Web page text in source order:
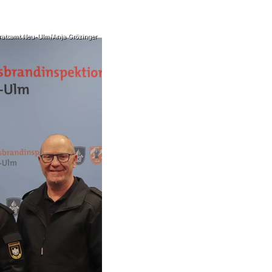
Neu-Ulm/Anja Grözinger